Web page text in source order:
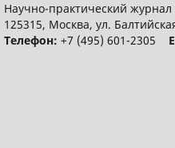
Научно-практический журнал
125315, Москва, ул.
Телефон: +7 (495) 601-2305